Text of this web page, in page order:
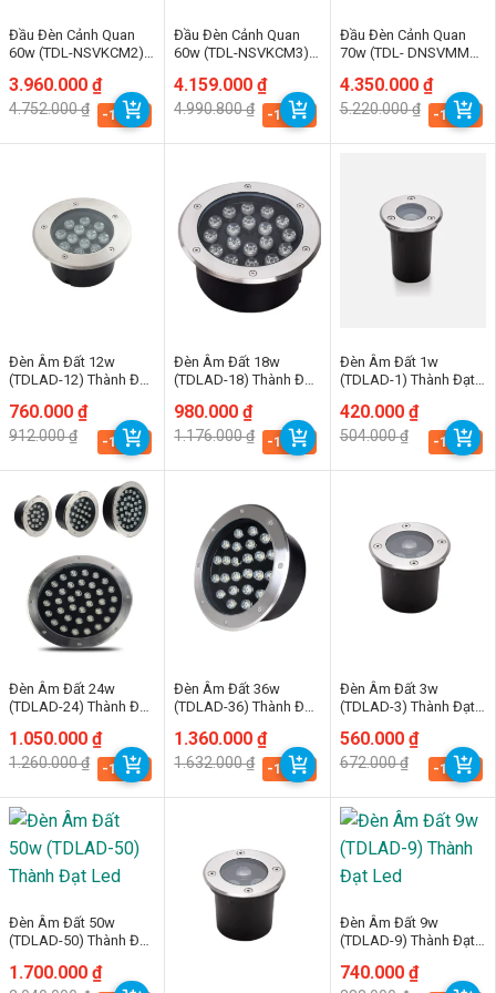
Đầu Đèn Cảnh Quan
60w (TDL-NSVKCM2)
4.752.000₫
Giá
gốc
là:
3.960.000 ₫
Giá
hiện
tại
3.960.000 ₫.
-16.7%
Đầu Đèn Cảnh Quan
60w (TDL-NSVKCM3)
4.990.800₫
Giá
gốc
là:
4.159.000₫
Giá
hiện
tại
4.159.000 ₫.
-16.7%
Đầu Đèn Cảnh Quan
70w (TDL- DNSVMM7)
5.220.000₫
Giá
gốc
là:
4.350.000 ₫
Giá
hiện
tại
4.350.000 ₫.
-16.7%
Đèn Âm Đất 12w
(TDLAD-12) Thành Đạt
912.000₫
Giá
gốc
là:
760.000 ₫
Giá
hiện
tại
760.000 ₫.
-16.7%
Đèn Âm Đất 18w
(TDLAD-18) Thành Đạt
1.176.000₫
Giá
gốc
là:
980.000₫
Giá
hiện
tại
980.000 ₫.
-16.7%
Đèn Âm Đất 1w
(TDLAD-1) Thành Đạt
504.000₫
Giá
gốc
là:
420.000 ₫
Giá
hiện
tại
420.000 ₫.
-16.7%
Đèn Âm Đất 24w
(TDLAD-24) Thành Đạt
1.260.000₫
Giá
gốc
là:
1.050.000 ₫
Giá
hiện
tại
1.050.000 ₫.
-16.7%
Đèn Âm Đất 36w
(TDLAD-36) Thành Đạt
1.632.000₫
Giá
gốc
là:
1.360.000₫
Giá
hiện
tại
1.360.000 ₫.
-16.7%
Đèn Âm Đất 3w
(TDLAD-3) Thành Đạt
672.000₫
Giá
gốc
là:
560.000 ₫
Giá
hiện
tại
560.000 ₫.
-16.7%
Đèn Âm Đất 50w
(TDLAD-50) Thành Đạt
Giá
gốc
1.700.000 ₫
Giá
hiện
Đèn Âm Đất 9w
(TDLAD-9) Thành Đạt
Giá
gốc
740.000 ₫
Giá
hiện